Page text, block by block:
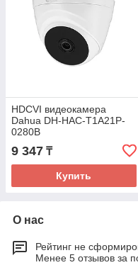
HDCVI видеокамера
Dahua DH-HAC-T1A21P-
0280B
9 347 ₸
Купить
О нас
Рейтинг не
Менее 5 отзывов за